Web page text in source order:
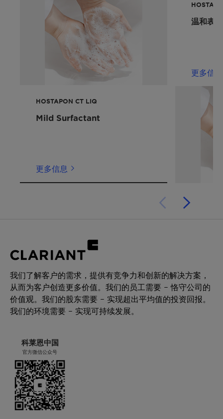
透明配方
产品功能:
Mild surfactant
可再生碳指数 (RCI): 80 %
环境工作组 (EWG) 评分。:
提供掌上阅读内容
请联系我们，了解有关素食主义者协会标签的详
HOSTAPON CT LIQ
Mild Surfactant
更多信息
温和表
更多信息
我们了解客户的需求，提供有竞争力和创新的解决方案，
从而为客户创造更多价值。我们的员工需要 – 恪守公司的
价值观。我们的股东需要 – 实现超出平均值的投资回报。
我们的环境需要 – 实现可持续发展。
科莱恩中国
官方微信公众号